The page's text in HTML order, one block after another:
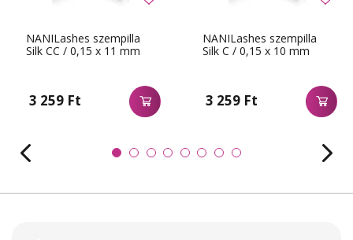
NANILashes szempilla
Silk CC / 0,15 x 11 mm
3 259 Ft
NANILashes szempilla
Silk C / 0,15 x 10 mm
3 259 Ft